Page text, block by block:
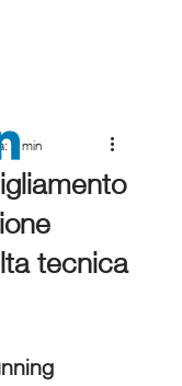
tecnica
2 min